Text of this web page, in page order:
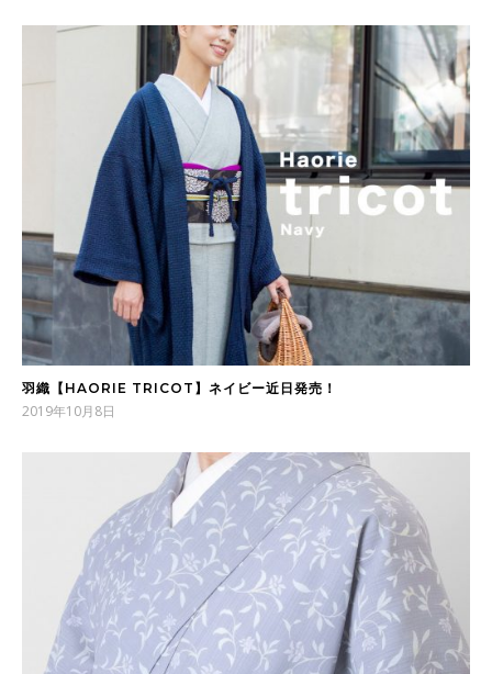
羽織【HAORIE TRICOT】ネイビー近日発売！
2019年10月8日